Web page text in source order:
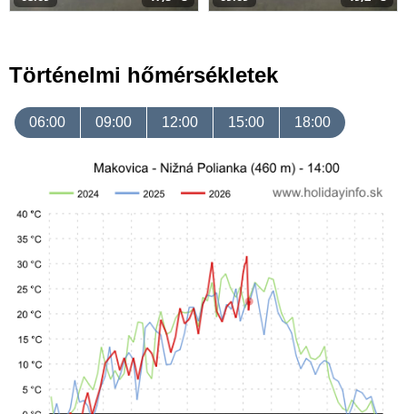
Történelmi hőmérsékletek
06:00 09:00 12:00 15:00 18:00